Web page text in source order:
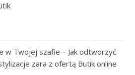
w Twojej szafie – Jak odtworzyć
zara z ofertą Butik online